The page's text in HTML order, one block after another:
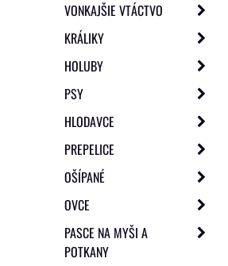
VONKAJŠIE VTÁCTVO
KRÁLIKY
HOLUBY
PSY
HLODAVCE
PREPELICE
OŠÍPANÉ
OVCE
PASCE NA MYŠI A
POTKANY